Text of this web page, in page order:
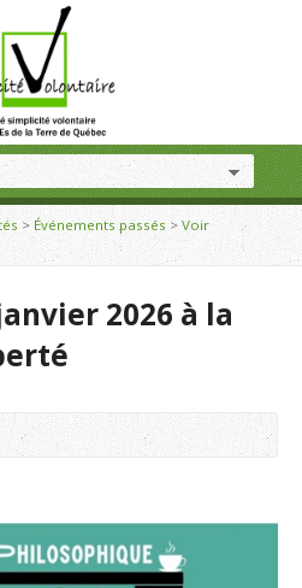
> Événements passés > Voir
2026 à la